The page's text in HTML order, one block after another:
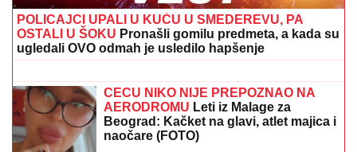
NOVAK ĐOKOVIĆ ČEKAO U REDU
DA KUPI SLADOLEDProdavačica iz
Crne Gore otkrila nepoznat detalj o
našem teniseru, evo kako se ponaša
VERICA RAKOČEVIĆ I VELJKO
PRAVE BAZEN U VILI NA AVALI
Imanje vredi milione, a sada podelili
snimak iz dvorišta: Bagerista uveliko